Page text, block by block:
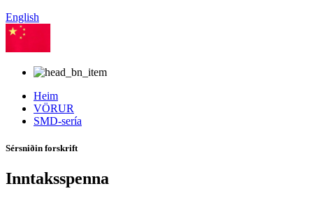
English
Heim
VÖRUR
SMD-sería
Sérsniðin forskrift
Inntaksspenna